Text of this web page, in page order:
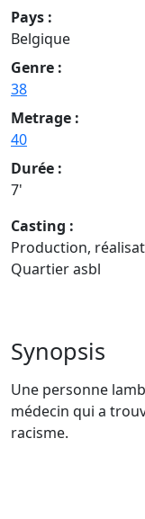
Pays :
Belgique
Genre :
38
Metrage :
40
Durée :
7'
Casting :
Production,
Quartier asbl
Synopsis
Une personne
médecin qui a
racisme.